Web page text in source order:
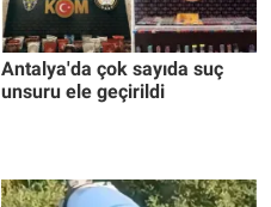
Antalya'da çok sayıda suç
unsuru ele geçirildi